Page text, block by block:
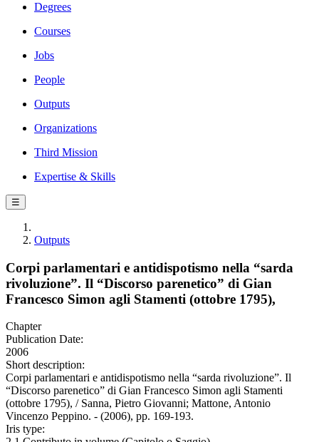
Degrees
Courses
Jobs
People
Outputs
Organizations
Third Mission
Expertise & Skills
☰
Outputs
Corpi parlamentari e antidispotismo nella “sarda
rivoluzione”. Il “Discorso parenetico” di Gian
Francesco Simon agli Stamenti (ottobre 1795),
Chapter
Publication Date:
2006
Short description:
Corpi parlamentari e antidispotismo nella “sarda rivoluzione”. Il
“Discorso parenetico” di Gian Francesco Simon agli Stamenti
(ottobre 1795), / Sanna, Pietro Giovanni; Mattone, Antonio
Vincenzo Peppino. - (2006), pp. 169-193.
Iris type: